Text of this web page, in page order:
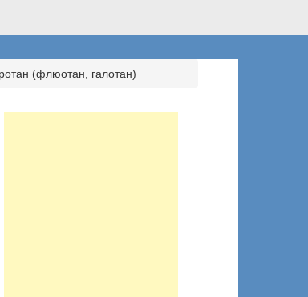
(флюотан, галотан)